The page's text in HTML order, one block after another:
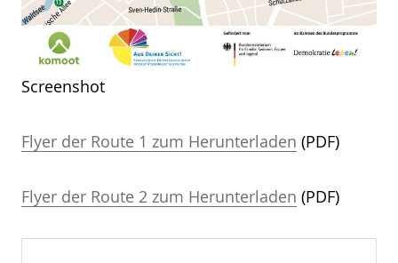
Screenshot
Flyer der Route 1 zum Herunterladen (PDF)
Flyer der Route 2 zum Herunterladen (PDF)